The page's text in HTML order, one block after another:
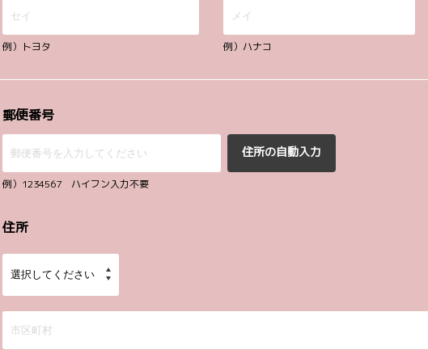
例）トヨタ 例）ハナコ
郵便番号
住所の自動入力
例）1234567 ハイフン入力不要
住所